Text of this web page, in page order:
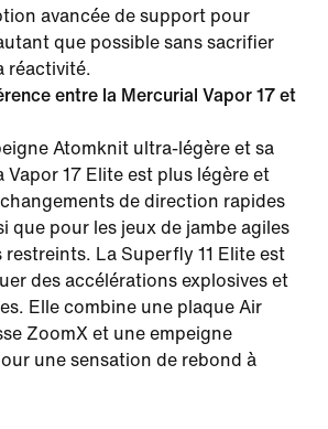
avancée de support pour
que possible sans sacrifier
réactivité.
entre la Mercurial Vapor 17 et
Atomknit ultra-légère et sa
Vapor 17 Elite est plus légère et
de direction rapides
que pour les jeux de jambe agiles
restreints. La Superfly 11 Elite est
des accélérations explosives et
Elle combine une plaque Air
ZoomX et une empeigne
une sensation de rebond à